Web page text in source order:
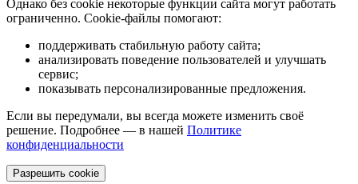
Однако без cookie некоторые функции сайта могут работать
ограниченно. Cookie-файлы помогают:
поддерживать стабильную работу сайта;
анализировать поведение пользователей и улучшать
сервис;
показывать персонализированные предложения.
Если вы передумали, вы всегда можете изменить своё
решение. Подробнее — в нашей Политике
конфиденциальности
Разрешить cookie